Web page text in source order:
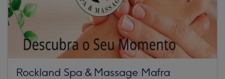
Rockland Spa & Massage Mafra